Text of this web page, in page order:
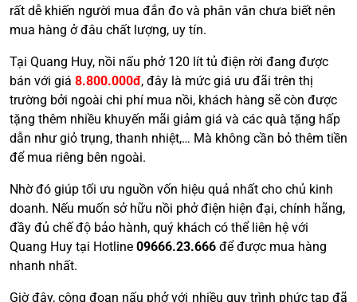
rất dễ khiến người mua đắn đo và phân vân chưa biết nên
mua hàng ở đâu chất lượng, uy tín.
Tại Quang Huy, nồi nấu phở 120 lít tủ điện rời đang được
bán với giá 8.800.000đ, đây là mức giá ưu đãi trên thị
trường bởi ngoài chi phí mua nồi, khách hàng sẽ còn được
tặng thêm nhiều khuyến mãi giảm giá và các quà tặng hấp
dẫn như giỏ trụng, thanh nhiệt,… Mà không cần bỏ thêm tiền
để mua riêng bên ngoài.
Nhờ đó giúp tối ưu nguồn vốn hiệu quả nhất cho chủ kinh
doanh. Nếu muốn sở hữu nồi phở điện hiện đại, chính hãng,
đầy đủ chế độ bảo hành, quý khách có thể liên hệ với
Quang Huy tại Hotline 09666.23.666 để được mua hàng
nhanh nhất.
Giờ đây, công đoạn nấu phở với nhiều quy trình phức tạp đã